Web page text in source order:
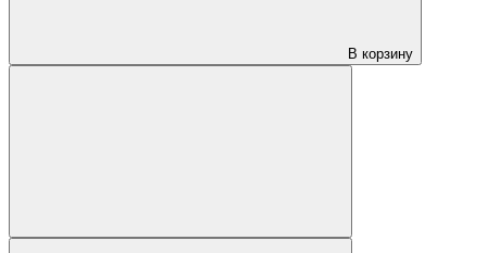
В корзину